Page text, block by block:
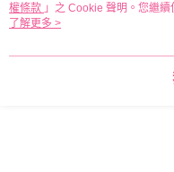
權條款 」之 Cookie 聲明。您繼
用條款之 Cookie 聲明使用 cookie。
了解更多 >